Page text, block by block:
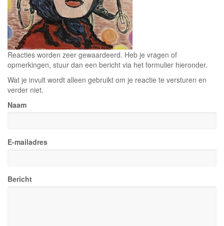
Reacties worden zeer gewaardeerd. Heb je vragen of
opmerkingen, stuur dan een bericht via het formulier hieronder.
Wat je invult wordt alleen gebruikt om je reactie te versturen en
verder niet.
Naam
E-mailadres
Bericht